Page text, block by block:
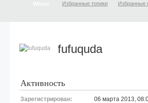
Избранные топики Избранные
fufuquda
Активность
Зарегистрирован:
06 марта 2013,